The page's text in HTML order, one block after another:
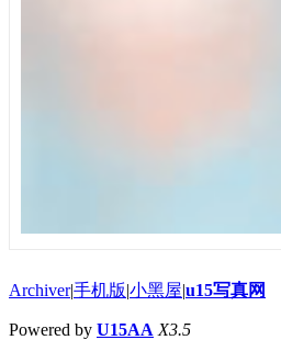
Archiver|手机版|小黑屋|u15写真网
Powered by U15AA X3.5